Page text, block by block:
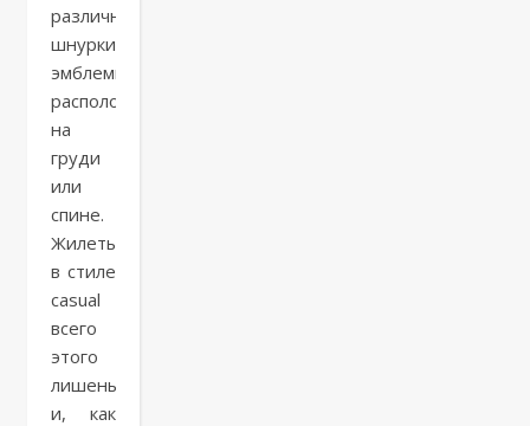
различные
шнурки,
эмблемы,
расположенные
на
груди
или
спине.
Жилеты
в стиле
casual
всего
этого
лишены,
и, как